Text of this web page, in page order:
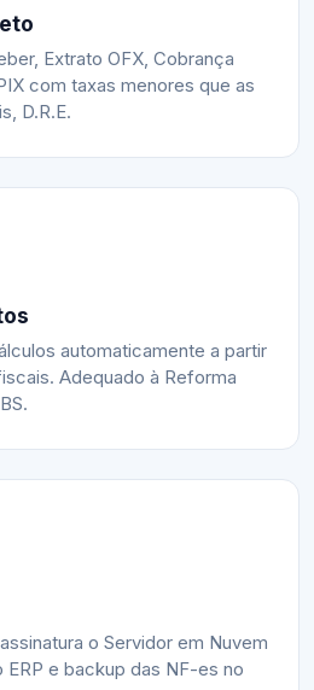
Extrato OFX, Cobrança
com taxas menores que as
D.R.E.
automaticamente a partir
Adequado à Reforma
o Servidor em Nuvem
e backup das NF-es no